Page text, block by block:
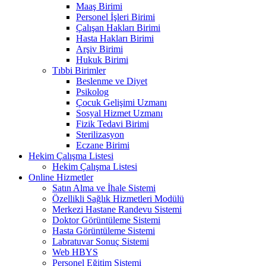
Maaş Birimi
Personel İşleri Birimi
Çalışan Hakları Birimi
Hasta Hakları Birimi
Arşiv Birimi
Hukuk Birimi
Tıbbi Birimler
Beslenme ve Diyet
Psikolog
Çocuk Gelişimi Uzmanı
Sosyal Hizmet Uzmanı
Fizik Tedavi Birimi
Sterilizasyon
Eczane Birimi
Hekim Çalışma Listesi
Hekim Çalışma Listesi
Online Hizmetler
Satın Alma ve İhale Sistemi
Özellikli Sağlık Hizmetleri Modülü
Merkezi Hastane Randevu Sistemi
Doktor Görüntüleme Sistemi
Hasta Görüntüleme Sistemi
Labratuvar Sonuç Sistemi
Web HBYS
Personel Eğitim Sistemi